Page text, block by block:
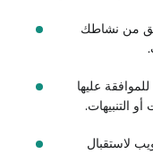
من نشاطك
عليها
التنبيهات.
لاستقبال